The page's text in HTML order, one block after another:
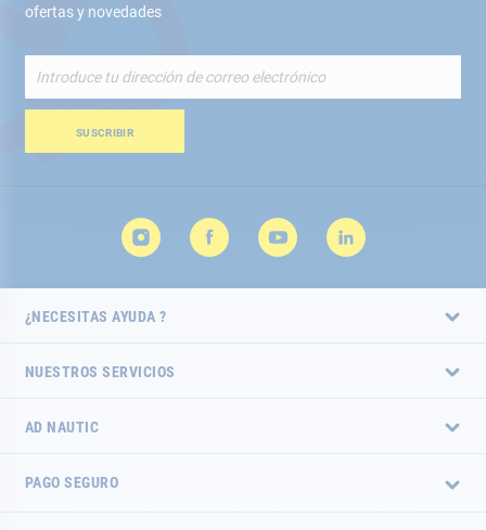
ofertas y novedades
nuestro
de
SUSCRIBIR
¿NECESITAS AYUDA ?
NUESTROS SERVICIOS
AD NAUTIC
PAGO SEGURO